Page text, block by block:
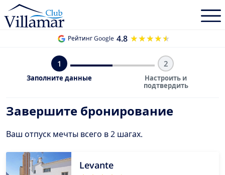
Рейтинг Google 4.8 ★★★★★
★★★★★
1
Заполните данные
2
Настроить и
подтвердить
Завершите бронирование
Ваш отпуск мечты всего в 2 шагах.
Levante